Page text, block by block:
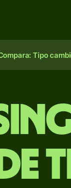
Tipo